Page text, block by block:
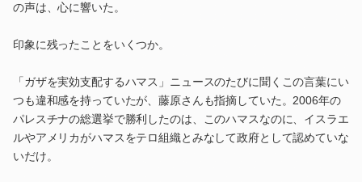
の声は、心に響いた。
印象に残ったことをいくつか。
「ガザを実効支配するハマス」ニュースのたびに聞くこの言葉にい
つも違和感を持っていたが、藤原さんも指摘していた。2006年の
パレスチナの総選挙で勝利したのは、このハマスなのに、イスラエ
ルやアメリカがハマスをテロ組織とみなして政府として認めていな
いだけ。